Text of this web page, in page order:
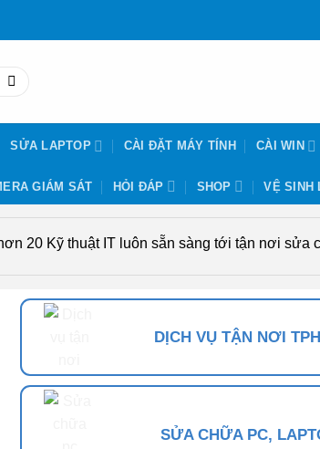
SỬA LAPTOP CÀI ĐẶT MÁY TÍNH CÀI WIN
GIÁM SÁT HỎI ĐÁP SHOP VỆ SINH
20 Kỹ thuật IT luôn sẵn sàng tới tận nơi sửa
DỊCH VỤ TẬN NƠI
SỬA CHỮA PC,